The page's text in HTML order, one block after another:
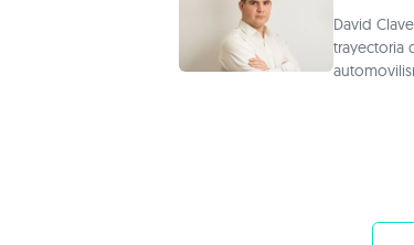
David
trayectoria